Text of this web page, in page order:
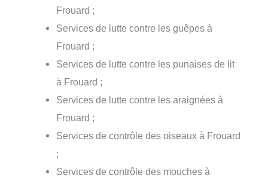
Frouard ;
Services de lutte contre les guêpes à
Frouard ;
Services de lutte contre les punaises de lit
à Frouard ;
Services de lutte contre les araignées à
Frouard ;
Services de contrôle des oiseaux à Frouard
;
Services de contrôle des mouches à